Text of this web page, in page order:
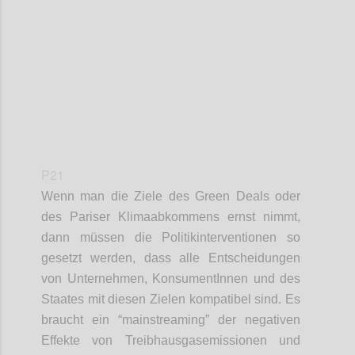
Wenn man die Ziele des Green Deals oder
des Pariser Klimaabkommens ernst nimmt,
dann müssen die Politikinterventionen so
gesetzt werden, dass alle Entscheidungen
von Unternehmen, KonsumentInnen und des
Staates mit diesen Zielen kompatibel sind. Es
braucht ein “mainstreaming” der negativen
Effekte von Treibhausgasemissionen und